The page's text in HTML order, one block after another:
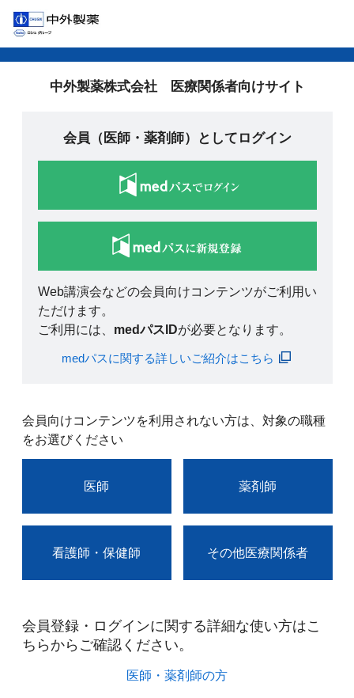
中外製薬株式会社 医療関係者向けサイト
会員（医師・薬剤師）としてログイン
Web講演会などの会員向けコンテンツがご利用い
ただけます。
ご利用には、 medパスIDが必要となります。
medパスに関する詳しいご紹介はこちら
会員向けコンテンツを利用されない方は、対象の職種
をお選びください
医師 薬剤師
看護師・保健師 その他医療関係者
会員登録・ログインに関する詳細な使い方はこ
ちらからご確認ください。​
医師・薬剤師の方​